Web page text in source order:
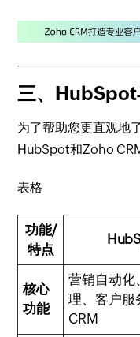
三、HubSpot
为了帮助您更直观地
HubSpot和Zoho
表格
功能/
特点
核心
功能
营销自动化
理、客户服
CRM